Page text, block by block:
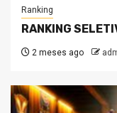
Ranking
RANKING
2 meses ago